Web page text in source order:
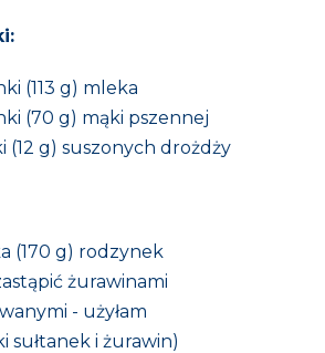
(113 g) mleka
(70 g) mąki pszennej
(12 g) suszonych drożdży
(170 g) rodzynek
żurawinami
- użyłam
sułtanek i żurawin)